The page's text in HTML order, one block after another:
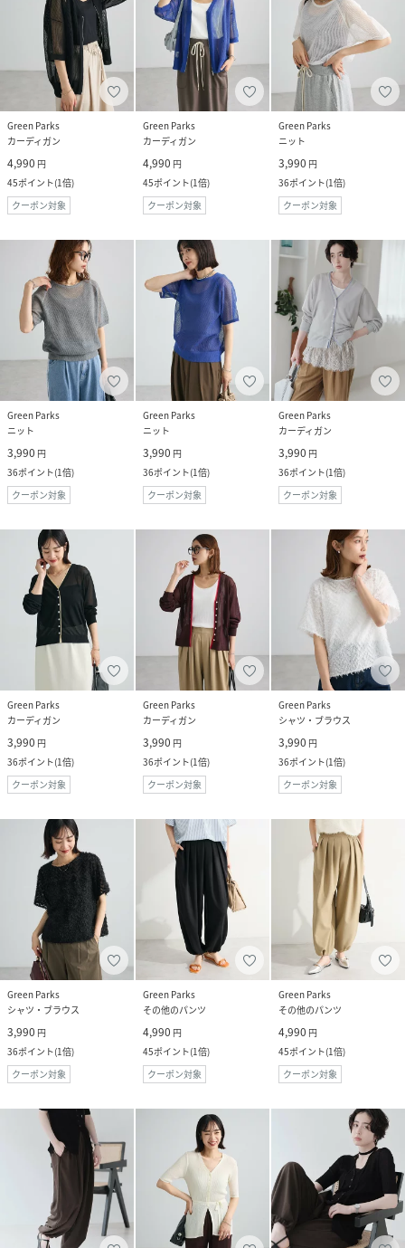
Green Parks
カーディガン
4,990 円
45ポイント(1倍)
クーポン対象
Green Parks
カーディガン
4,990 円
45ポイント(1倍)
クーポン対象
Green Parks
ニット
3,990 円
36ポイント(1倍)
クーポン対象
Green Parks
ニット
3,990 円
36ポイント(1倍)
クーポン対象
Green Parks
ニット
3,990 円
36ポイント(1倍)
クーポン対象
Green Parks
カーディガン
3,990 円
36ポイント(1倍)
クーポン対象
Green Parks
カーディガン
3,990 円
36ポイント(1倍)
クーポン対象
Green Parks
カーディガン
3,990 円
36ポイント(1倍)
クーポン対象
Green Parks
シャツ・ブラウス
3,990 円
36ポイント(1倍)
クーポン対象
Green Parks
シャツ・ブラウス
3,990 円
36ポイント(1倍)
クーポン対象
Green Parks
その他のパンツ
4,990 円
45ポイント(1倍)
クーポン対象
Green Parks
その他のパンツ
4,990 円
45ポイント(1倍)
クーポン対象